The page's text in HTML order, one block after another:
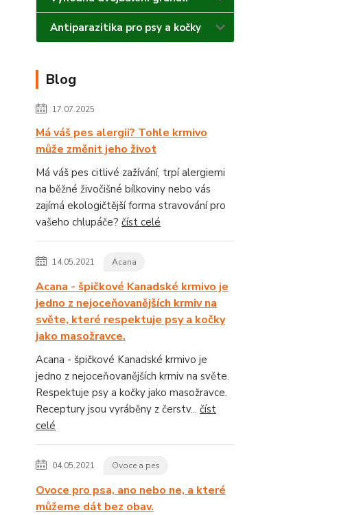
Antiparazitika pro psy a kočky
Blog
17.07.2025
Má váš pes alergii? Tohle krmivo
může změnit jeho život
Má váš pes citlivé zažívání, trpí alergiemi
na běžné živočišné bílkoviny nebo vás
zajímá ekologičtější forma stravování pro
vašeho chlupáče? číst celé
14.05.2021 Acana
Acana - špičkové Kanadské krmivo je
jedno z nejoceňovanějších krmiv na
světe, které respektuje psy a kočky
jako masožravce.
Acana - špičkové Kanadské krmivo je
jedno z nejoceňovanějších krmiv na světe.
Respektuje psy a kočky jako masožravce.
Receptury jsou vyráběny z čerstv... číst
celé
04.05.2021 Ovoce a pes
Ovoce pro psa, ano nebo ne, a které
můžeme dát bez obav.